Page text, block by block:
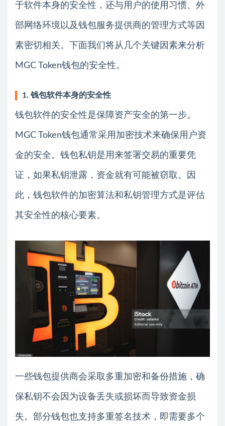
于软件本身的安全性，还与用户的使用习惯、外
部网络环境以及钱包服务提供商的管理方式等因
素密切相关。下面我们将从几个关键因素来分析
MGC Token钱包的安全性。
1. 钱包软件本身的安全性
钱包软件的安全性是保障资产安全的第一步。
MGC Token钱包通常采用加密技术来确保用户资
金的安全。钱包私钥是用来签署交易的重要凭
证，如果私钥泄露，资金就有可能被窃取。因
此，钱包软件的加密算法和私钥管理方式是评估
其安全性的核心要素。
一些钱包提供商会采取多重加密和备份措施，确
保私钥不会因为设备丢失或损坏而导致资金损
失。部分钱包也支持多重签名技术，即需要多个